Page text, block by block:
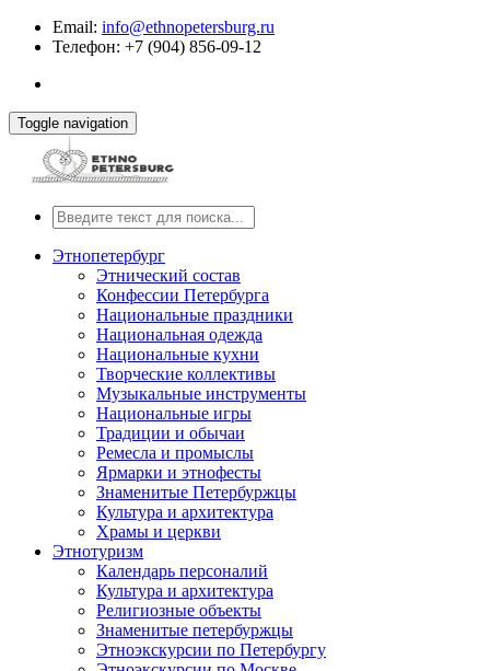
Email: info@ethnopetersburg.ru
Телефон: +7 (904) 856-09-12
Toggle navigation
Этнопетербург
Этнический состав
Конфессии Петербурга
Национальные праздники
Национальная одежда
Национальные кухни
Творческие коллективы
Музыкальные инструменты
Национальные игры
Традиции и обычаи
Ремесла и промыслы
Ярмарки и этнофесты
Знаменитые Петербуржцы
Культура и архитектура
Храмы и церкви
Этнотуризм
Календарь персоналий
Культура и архитектура
Религиозные объекты
Знаменитые петербуржцы
Этноэкскурсии по Петербургу